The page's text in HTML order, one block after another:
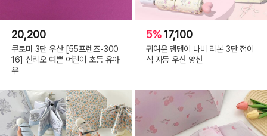
20,200
쿠로미 3단 우산 [55프렌즈-300
16] 산리오 예쁜 어린이 초등 유아
우
5%17,100
귀여운 댕댕이 나비 리본 3단 접이
식 자동 우산 양산